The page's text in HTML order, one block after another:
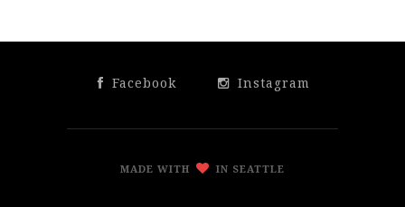
Facebook Instagram
MADE WITH IN SEATTLE